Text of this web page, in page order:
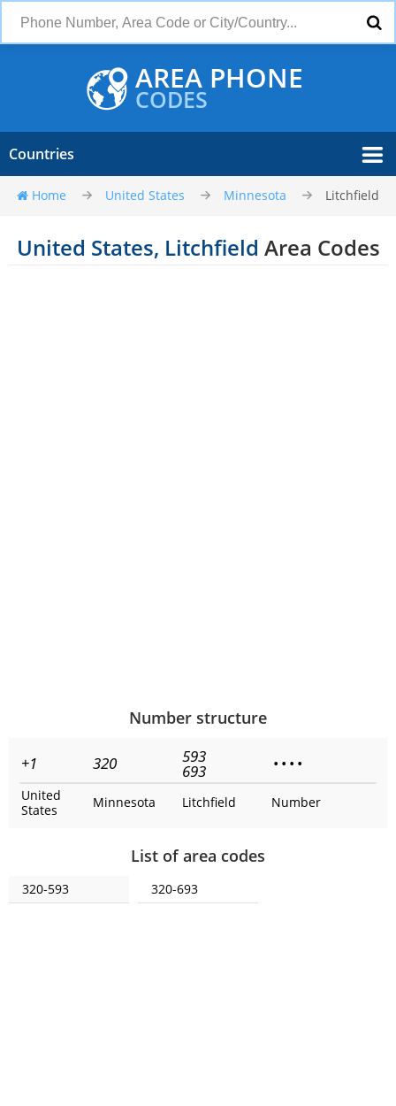
AREA PHONE
CODES
Countries
Home United States Minnesota Litchfield
United States, Litchfield Area Codes
Number structure
+1 320 593
693 • • • •
United
States
Minnesota Litchfield Number
List of area codes
320-593 320-693